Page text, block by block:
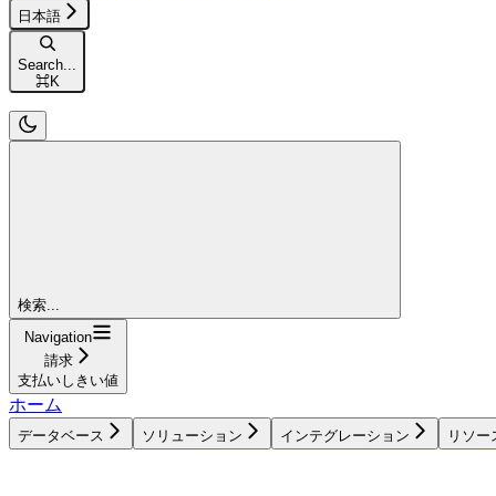
日本語
Search...
⌘K
検索...
Navigation
請求
支払いしきい値
ホーム
データベース ソリューション インテグレーション リソー